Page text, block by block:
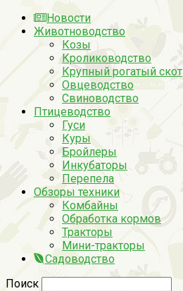
Новости
Животноводство
Козы
Кролиководство
Крупный рогатый скот
Овцеводство
Свиноводство
Птицеводство
Гуси
Куры
Бройлеры
Инкубаторы
Перепела
Обзоры техники
Комбайны
Обработка кормов
Тракторы
Мини-тракторы
Садоводство
Поиск